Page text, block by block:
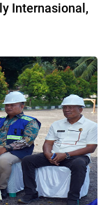
Internasional,